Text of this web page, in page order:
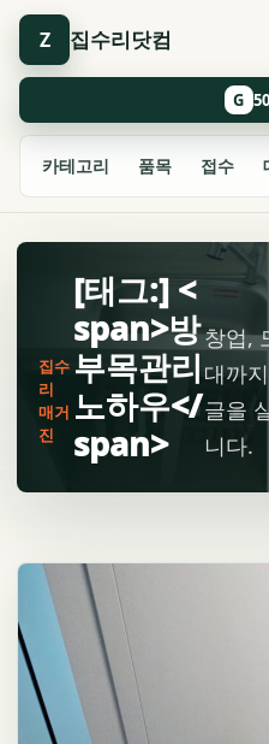
Z 집수리닷컴
카테고리 품목 접수
G
집수
리
매거
진
[태그:] <
span>방
부목관리
노하우</
span>
창업,
대까
글을
니다.